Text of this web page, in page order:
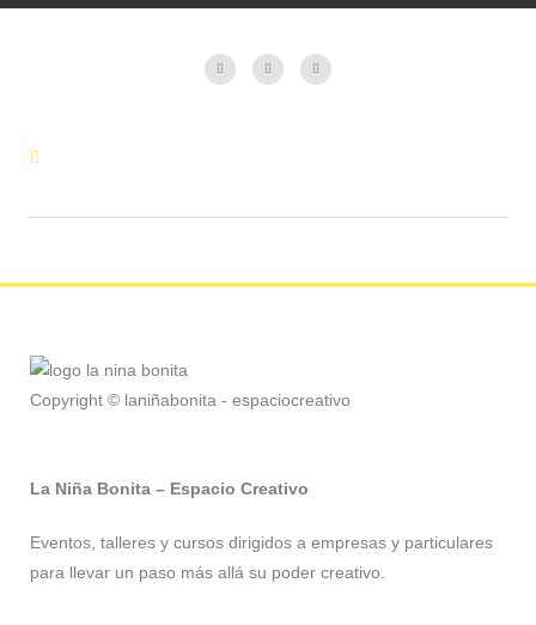
Copyright © laniñabonita - espaciocreativo
La Niña Bonita – Espacio Creativo
Eventos, talleres y cursos dirigidos a empresas y particulares
para llevar un paso más allá su poder creativo.